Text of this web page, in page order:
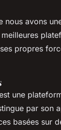
nous avons
propres
une
par son
basées sur